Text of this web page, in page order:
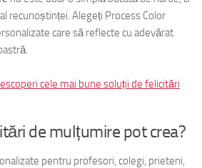
recunoștinței. Alegeți Process Color
care să reflecte cu adevărat
cele mai bune soluții de felicitări
de mulțumire pot crea?
pentru profesori, colegi, prieteni,